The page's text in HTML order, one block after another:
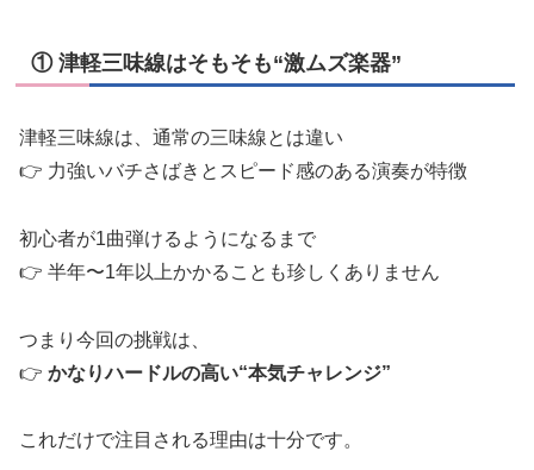
① 津軽三味線はそもそも“激ムズ楽器”
津軽三味線は、通常の三味線とは違い
👉 力強いバチさばきとスピード感のある演奏が特徴
初心者が1曲弾けるようになるまで
👉 半年〜1年以上かかることも珍しくありません
つまり今回の挑戦は、
👉 かなりハードルの高い“本気チャレンジ”
これだけで注目される理由は十分です。